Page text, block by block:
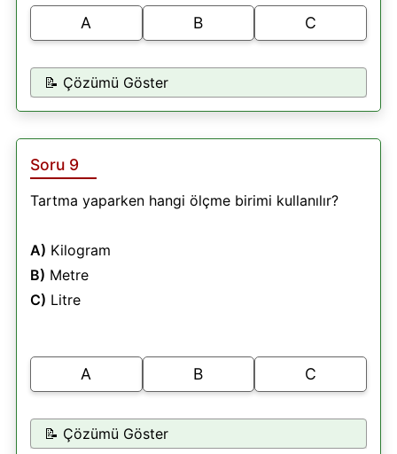
A B C
📝 Çözümü Göster
Soru 9
Tartma yaparken hangi ölçme birimi kullanılır?
A) Kilogram
B) Metre
C) Litre
A B C
📝 Çözümü Göster